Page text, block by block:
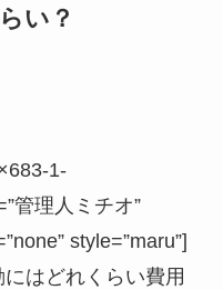
い？
1-
管理人ミチオ”
style=”maru”]
にはどれくらい費用